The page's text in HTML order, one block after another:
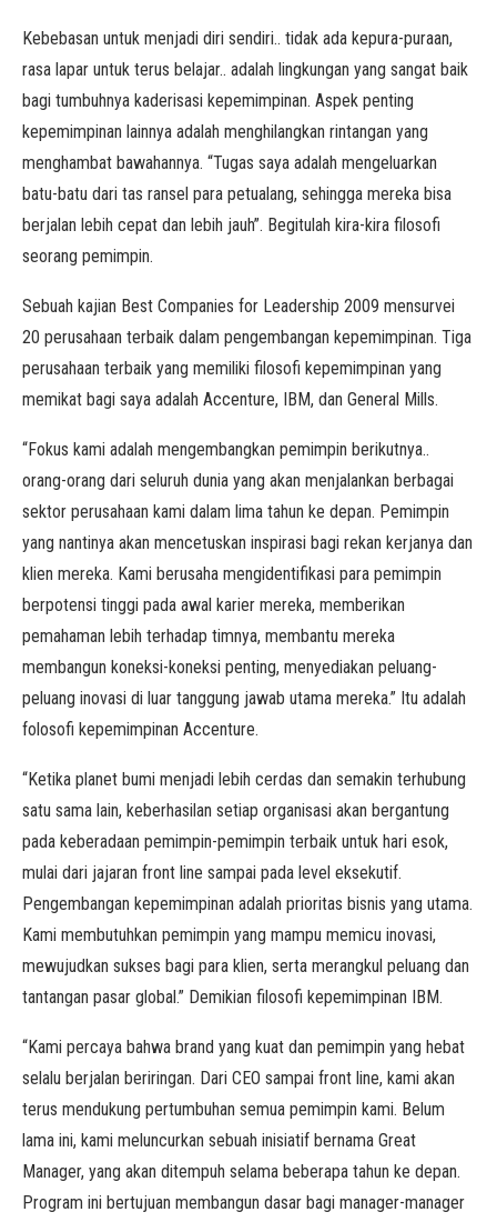
Kebebasan untuk menjadi diri sendiri.. tidak ada kepura-puraan,
rasa lapar untuk terus belajar.. adalah lingkungan yang sangat baik
bagi tumbuhnya kaderisasi kepemimpinan. Aspek penting
kepemimpinan lainnya adalah menghilangkan rintangan yang
menghambat bawahannya. “Tugas saya adalah mengeluarkan
batu-batu dari tas ransel para petualang, sehingga mereka bisa
berjalan lebih cepat dan lebih jauh”. Begitulah kira-kira filosofi
seorang pemimpin.
Sebuah kajian Best Companies for Leadership 2009 mensurvei
20 perusahaan terbaik dalam pengembangan kepemimpinan. Tiga
perusahaan terbaik yang memiliki filosofi kepemimpinan yang
memikat bagi saya adalah Accenture, IBM, dan General Mills.
“Fokus kami adalah mengembangkan pemimpin berikutnya..
orang-orang dari seluruh dunia yang akan menjalankan berbagai
sektor perusahaan kami dalam lima tahun ke depan. Pemimpin
yang nantinya akan mencetuskan inspirasi bagi rekan kerjanya dan
klien mereka. Kami berusaha mengidentifikasi para pemimpin
berpotensi tinggi pada awal karier mereka, memberikan
pemahaman lebih terhadap timnya, membantu mereka
membangun koneksi-koneksi penting, menyediakan peluang-
peluang inovasi di luar tanggung jawab utama mereka.” Itu adalah
folosofi kepemimpinan Accenture.
“Ketika planet bumi menjadi lebih cerdas dan semakin terhubung
satu sama lain, keberhasilan setiap organisasi akan bergantung
pada keberadaan pemimpin-pemimpin terbaik untuk hari esok,
mulai dari jajaran front line sampai pada level eksekutif.
Pengembangan kepemimpinan adalah prioritas bisnis yang utama.
Kami membutuhkan pemimpin yang mampu memicu inovasi,
mewujudkan sukses bagi para klien, serta merangkul peluang dan
tantangan pasar global.” Demikian filosofi kepemimpinan IBM.
“Kami percaya bahwa brand yang kuat dan pemimpin yang hebat
selalu berjalan beriringan. Dari CEO sampai front line, kami akan
terus mendukung pertumbuhan semua pemimpin kami. Belum
lama ini, kami meluncurkan sebuah inisiatif bernama Great
Manager, yang akan ditempuh selama beberapa tahun ke depan.
Program ini bertujuan membangun dasar bagi manager-manager